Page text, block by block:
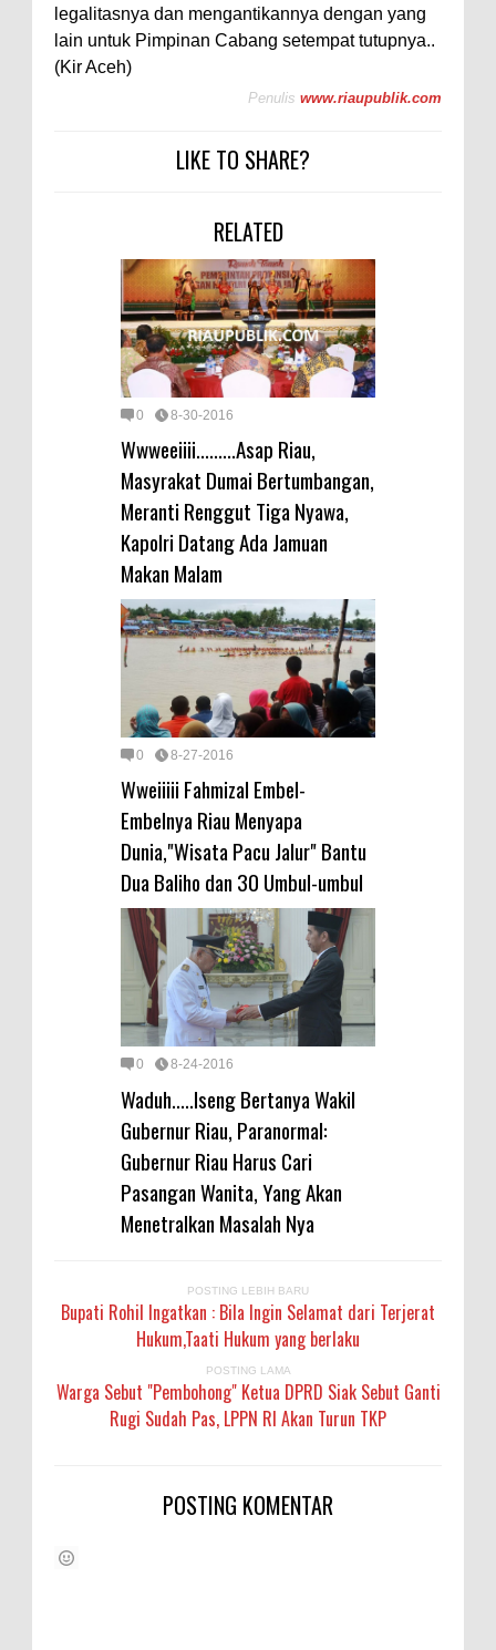
legalitasnya dan mengantikannya dengan yang
lain untuk Pimpinan Cabang setempat tutupnya..
(Kir Aceh)
Penulis www.riaupublik.com
LIKE TO SHARE?
RELATED
0 8-30-2016
Wwweeiiii.........Asap Riau,
Masyrakat Dumai Bertumbangan,
Meranti Renggut Tiga Nyawa,
Kapolri Datang Ada Jamuan
Makan Malam
0 8-27-2016
Wweiiiii Fahmizal Embel-
Embelnya Riau Menyapa
Dunia,"Wisata Pacu Jalur" Bantu
Dua Baliho dan 30 Umbul-umbul
0 8-24-2016
Waduh.....Iseng Bertanya Wakil
Gubernur Riau, Paranormal:
Gubernur Riau Harus Cari
Pasangan Wanita, Yang Akan
Menetralkan Masalah Nya
POSTING LEBIH BARU
Bupati Rohil Ingatkan : Bila Ingin Selamat dari Terjerat
Hukum,Taati Hukum yang berlaku
POSTING LAMA
Warga Sebut "Pembohong" Ketua DPRD Siak Sebut Ganti
Rugi Sudah Pas, LPPN RI Akan Turun TKP
POSTING KOMENTAR